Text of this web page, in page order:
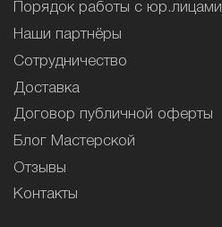
Порядок работы с юр.лицами
Наши партнёры
Сотрудничество
Доставка
Договор публичной оферты
Блог Мастерской
Отзывы
Контакты